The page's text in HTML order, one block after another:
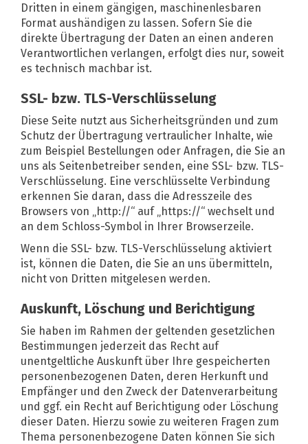
Dritten in einem gängigen, maschinenlesbaren
Format aushändigen zu lassen. Sofern Sie die
direkte Übertragung der Daten an einen anderen
Verantwortlichen verlangen, erfolgt dies nur, soweit
es technisch machbar ist.
SSL- bzw. TLS-Verschlüsselung
Diese Seite nutzt aus Sicherheitsgründen und zum
Schutz der Übertragung vertraulicher Inhalte, wie
zum Beispiel Bestellungen oder Anfragen, die Sie an
uns als Seitenbetreiber senden, eine SSL- bzw. TLS-
Verschlüsselung. Eine verschlüsselte Verbindung
erkennen Sie daran, dass die Adresszeile des
Browsers von „http://“ auf „https://“ wechselt und
an dem Schloss-Symbol in Ihrer Browserzeile.
Wenn die SSL- bzw. TLS-Verschlüsselung aktiviert
ist, können die Daten, die Sie an uns übermitteln,
nicht von Dritten mitgelesen werden.
Auskunft, Löschung und Berichtigung
Sie haben im Rahmen der geltenden gesetzlichen
Bestimmungen jederzeit das Recht auf
unentgeltliche Auskunft über Ihre gespeicherten
personenbezogenen Daten, deren Herkunft und
Empfänger und den Zweck der Datenverarbeitung
und ggf. ein Recht auf Berichtigung oder Löschung
dieser Daten. Hierzu sowie zu weiteren Fragen zum
Thema personenbezogene Daten können Sie sich